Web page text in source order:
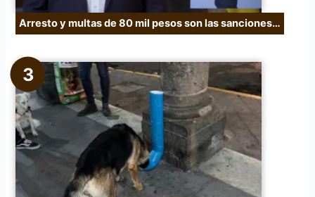
Arresto y multas de 80 mil pesos son las sanciones…